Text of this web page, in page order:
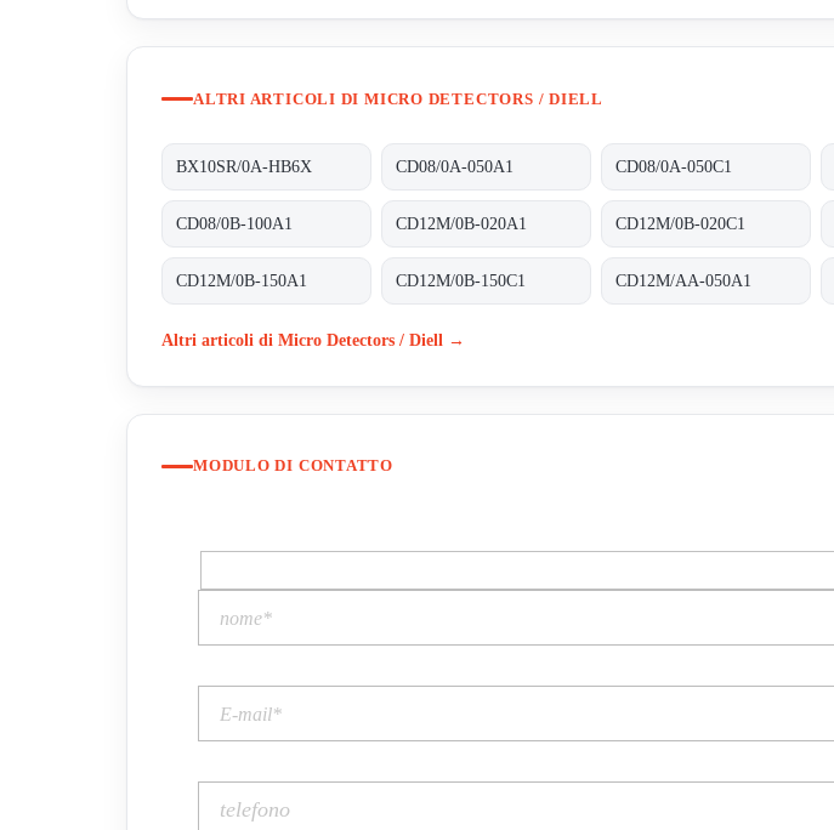
ALTRI ARTICOLI DI MICRO DETECTORS / DIELL
BX10SR/0A-HB6X CD08/0A-050A1 CD08/0A-050C1
CD08/0B-100A1 CD12M/0B-020A1 CD12M/0B-020C1
CD12M/0B-150A1 CD12M/0B-150C1 CD12M/AA-050A1
Altri articoli di Micro Detectors / Diell →
MODULO DI CONTATTO